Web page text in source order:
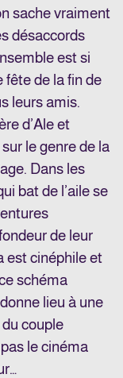
sache vraiment
désaccords
est si
fête de la fin de
leurs amis.
d’Ale et
le genre de la
Dans les
bat de l’aile se
de leur
est cinéphile et
schéma
lieu à une
couple
le cinéma